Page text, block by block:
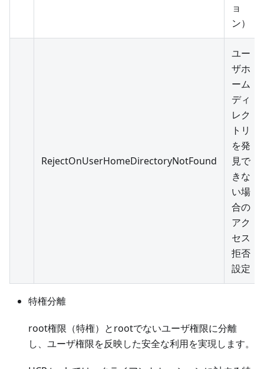
ョ
ン）
RejectOnUserHomeDirectoryNotFound
ユー
ザホ
ーム
ディ
レク
トリ
を発
見で
きな
い場
合の
アク
セス
拒否
設定
特権分離
root権限（特権）とrootでないユーザ権限に分離
し、ユーザ権限を反映した安全な利用を実現します。